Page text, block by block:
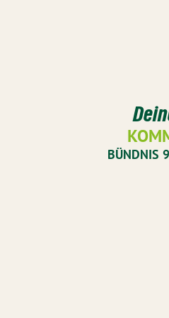
BÜNDNIS